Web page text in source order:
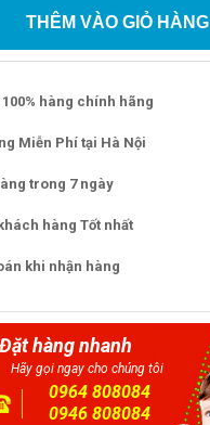
THÊM VÀO GIỎ HÀNG
100% hàng chính hãng
Miễn Phí tại Hà Nội
trong 7 ngày
hàng Tốt nhất
khi nhận hàng
Đặt hàng nhanh
Hãy gọi ngay cho chúng tôi
0964 808084
0946 808084